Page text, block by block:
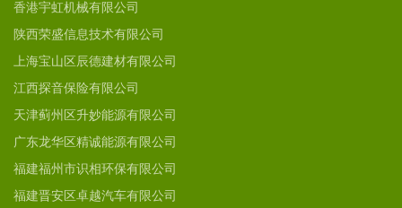
香港宇虹机械有限公司
陕西荣盛信息技术有限公司
上海宝山区辰德建材有限公司
江西探音保险有限公司
天津蓟州区升妙能源有限公司
广东龙华区精诚能源有限公司
福建福州市识相环保有限公司
福建晋安区卓越汽车有限公司